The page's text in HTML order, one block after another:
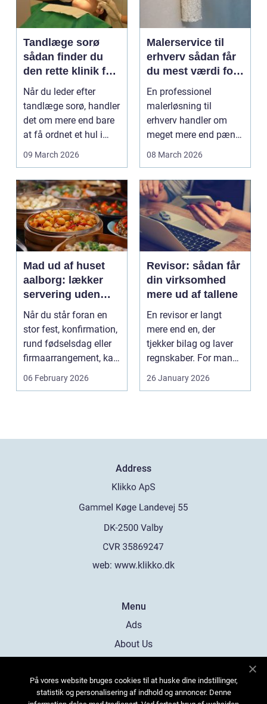
Tandlæge sorø
sådan finder du
den rette klinik for
dig
Når du leder efter
tandlæge sorø, handler
det om mere end bare
at få ordnet et hul i
tanden. For man...
09 March 2026
Malerservice til
erhverv sådan får
du mest værdi for
pengene
En professionel
malerløsning til
erhverv handler om
meget mere end pæne
vægge. Malerarbejde
08 March 2026
Mad ud af huset
aalborg: lækker
servering uden
stress
Når du står foran en
stor fest, konfirmation,
rund fødselsdag eller
firmaarrangement, kan
planlægnin...
06 February 2026
Revisor: sådan får
din virksomhed
mere ud af tallene
En revisor er langt
mere end en, der
tjekker bilag og laver
regnskaber. For mange
26 January 2026
Address
web: www.klikko.dk
Menu
Ads
About Us
Contact
Sitemap
På vores website bruges cookies til at huske dine indstillinger,
statistik og personalisering af indhold og annoncer. Denne